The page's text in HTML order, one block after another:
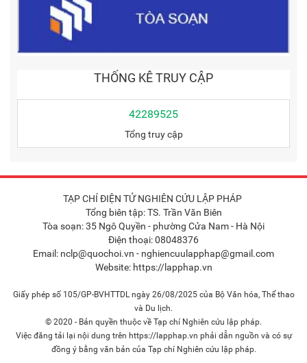
THỐNG KÊ TRUY CẬP
42289525
Tổng truy cập
TẠP CHÍ ĐIỆN TỬ NGHIÊN CỨU LẬP PHÁP
Tổng biên tập: TS. Trần Văn Biên
Tòa soạn: 35 Ngô Quyền - phường Cửa Nam - Hà Nội
Điện thoại: 08048376
Email: nclp@quochoi.vn - nghiencuulapphap@gmail.com
Website: https://lapphap.vn
Giấy phép số 105/GP-BVHTTDL ngày 26/08/2025 của Bộ Văn hóa, Thể thao
và Du lịch.
© 2020 - Bản quyền thuộc về Tạp chí Nghiên cứu lập pháp.
Việc đăng tải lại nội dung trên https://lapphap.vn phải dẫn nguồn và có sự
đồng ý bằng văn bản của Tạp chí Nghiên cứu lập pháp.